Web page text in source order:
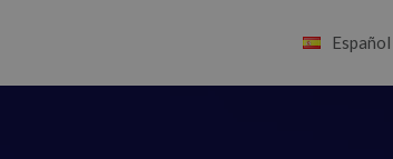
Español